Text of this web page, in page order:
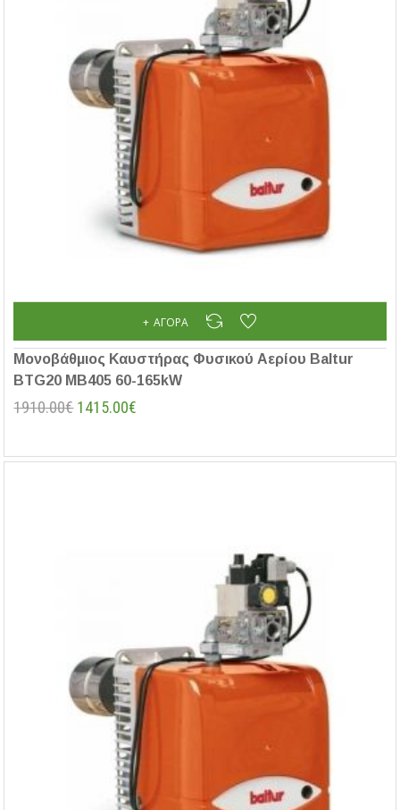
Μονοβάθμιος Καυστήρας Φυσικού Αερίου Baltur
BTG20 MB405 60-165kW
1910.00€ 1415.00€
ΑΓΟΡΆ